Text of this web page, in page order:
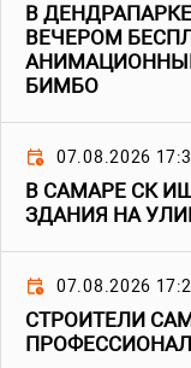
В
ВЕЧЕРОМ
БИМБО
07.08.2026
В САМАРЕ СК
ЗДАНИЯ НА
07.08.2026
СТРОИТЕЛИ